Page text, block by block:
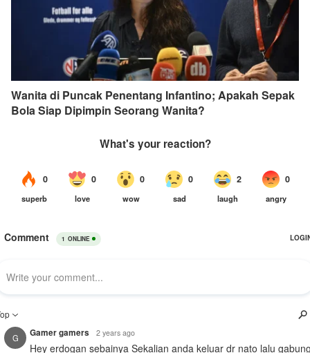
Wanita di Puncak Penentang Infantino; Apakah Sepak
Bola Siap Dipimpin Seorang Wanita?